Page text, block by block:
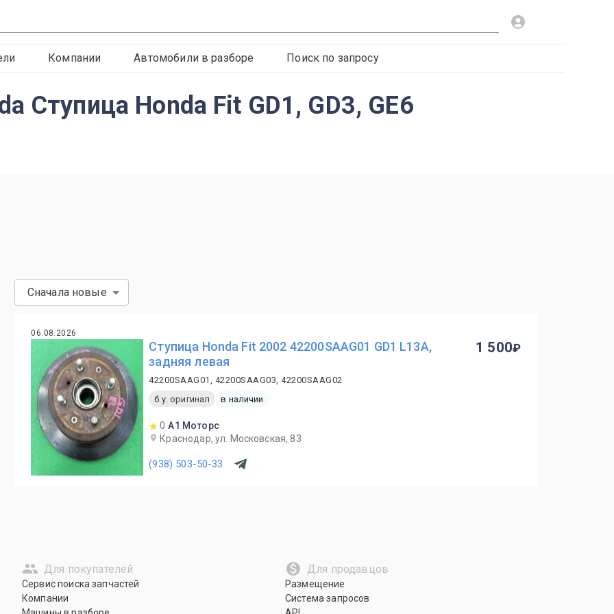
Компании Автомобили в разборе Поиск по запросу
Ступица Honda Fit GD1, GD3, GE6
Сначала новые
06.08.2026
Ступица Honda Fit 2002 42200SAAG01 GD1 L13A,
задняя левая
42200SAAG01, 42200SAAG03, 42200SAAG02
б.у. оригинал
в наличии
0 А1 Моторс
Краснодар, ул. Московская, 83
(938) 503-50-33
1 500
Для покупателей
Сервис поиска запчастей
Компании
Для продавцов
Размещение
Система запросов